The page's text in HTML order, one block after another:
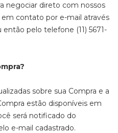
negociar direto com nossos
contato por e-mail através
então pelo telefone (11) 5671-
sobre sua Compra e a
estão disponíveis em
será notificado do
e-mail cadastrado.